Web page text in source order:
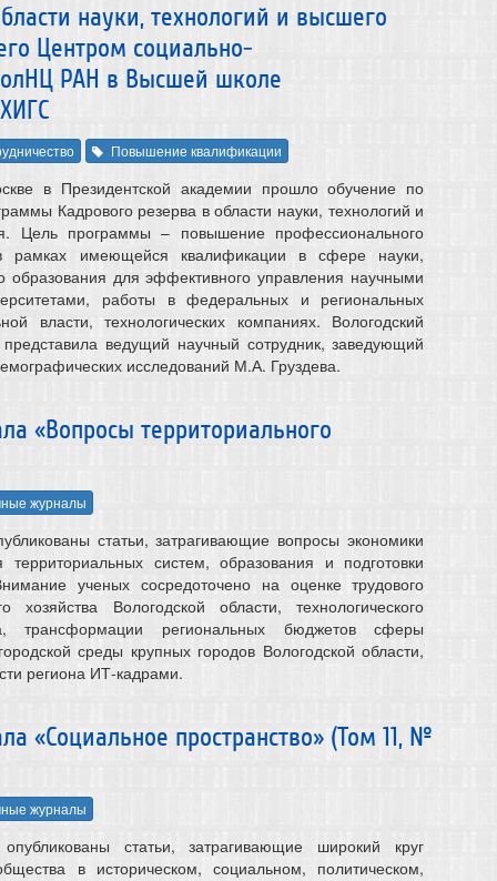
науки, технологий и высшего
Центром социально-
РАН в Высшей школе
Повышение квалификации
в Президентской академии прошло обучение по
Кадрового резерва в области науки, технологий и
Цель программы – повышение профессионального
рамках имеющейся квалификации в сфере науки,
образования для эффективного управления научными
работы в федеральных и региональных
власти, технологических компаниях. Вологодский
ведущий научный сотрудник, заведующий
исследований М.А. Груздева.
«Вопросы территориального
журналы
статьи, затрагивающие вопросы экономики
территориальных систем, образования и подготовки
ученых сосредоточено на оценке трудового
хозяйства Вологодской области, технологического
трансформации региональных бюджетов сферы
среды крупных городов Вологодской области,
региона ИТ-кадрами.
«Социальное пространство» (Том 11, №
журналы
статьи, затрагивающие широкий круг
в историческом, социальном, политическом,